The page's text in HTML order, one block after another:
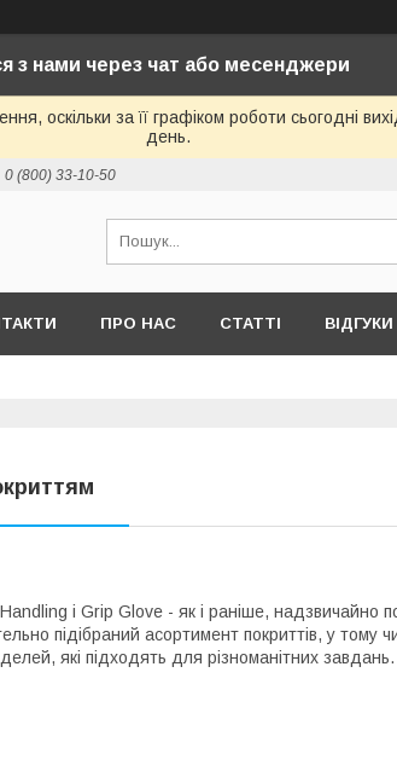
з нами через чат або месенджери
оскільки за її графіком роботи сьогодні
день.
0 (800) 33-10-50
ПРО НАС СТАТТІ ВІДГУКИ
і Grip Glove - як і раніше, надзвичайно
підібраний асортимент покриттів, у тому
які підходять для різноманітних завдань.